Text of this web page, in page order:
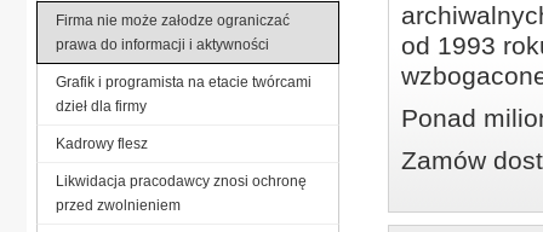
od 1993
Ponad
Zamów
Firma nie może załodze ograniczać
prawa do informacji i aktywności
Grafik i programista na etacie twórcami
dzieł dla firmy
Kadrowy flesz
Likwidacja pracodawcy znosi ochronę
przed zwolnieniem